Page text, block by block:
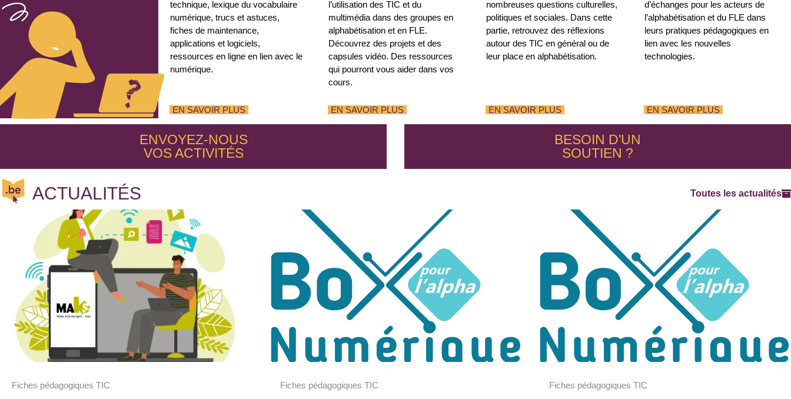
technique, lexique du vocabulaire
numérique, trucs et astuces,
fiches de maintenance,
applications et logiciels,
ressources en ligne en lien avec le
numérique.
EN SAVOIR PLUS
l’utilisation des TIC et du
multimédia dans des groupes en
alphabétisation et en FLE.
Découvrez des projets et des
capsules vidéo. Des ressources
qui pourront vous aider dans vos
cours.
EN SAVOIR PLUS
nombreuses questions culturelles,
politiques et sociales. Dans cette
partie, retrouvez des réflexions
autour des TIC en général ou de
leur place en alphabétisation.
EN SAVOIR PLUS
d’échanges pour les acteurs de
l’alphabétisation et du FLE dans
leurs pratiques pédagogiques en
lien avec les nouvelles
technologies.
EN SAVOIR PLUS
ENVOYEZ-NOUS
VOSACTIVITÉS
BESOIN D'UN
SOUTIEN ?
ACTUALITÉS Toutes les actualités
Fiches pédagogiques TIC Fiches pédagogiques TIC Fiches pédagogiques TIC